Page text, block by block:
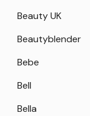
Beauty UK
Beautyblender
Bebe
Bell
Bella